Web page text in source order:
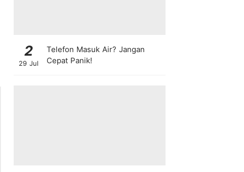
2
29 Jul
Telefon Masuk Air? Jangan
Cepat Panik!